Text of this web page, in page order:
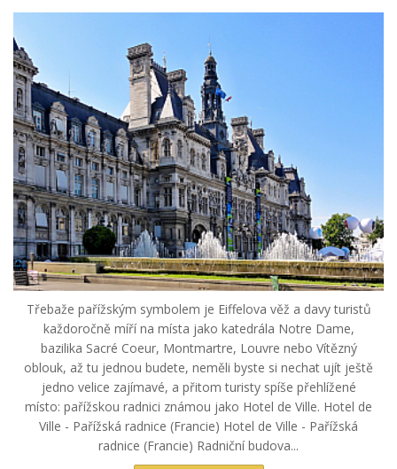
Třebaže pařížským symbolem je Eiffelova věž a davy turistů
každoročně míří na místa jako katedrála Notre Dame,
bazilika Sacré Coeur, Montmartre, Louvre nebo Vítězný
oblouk, až tu jednou budete, neměli byste si nechat ujít ještě
jedno velice zajímavé, a přitom turisty spíše přehlížené
místo: pařížskou radnici známou jako Hotel de Ville. Hotel de
Ville - Pařížská radnice (Francie) Hotel de Ville - Pařížská
radnice (Francie) Radniční budova...